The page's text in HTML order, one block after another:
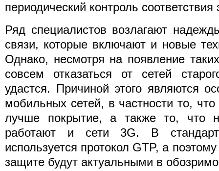
периодический контроль
Ряд специалистов возлагают
связи, которые включают и новые
Однако, несмотря на появление
совсем отказаться от сетей
удастся. Причиной этого являются
мобильных сетей, в частности то,
лучше покрытие, а также то, что
работают и сети 3G. В
используется протокол GTP, а
защите будут актуальными в